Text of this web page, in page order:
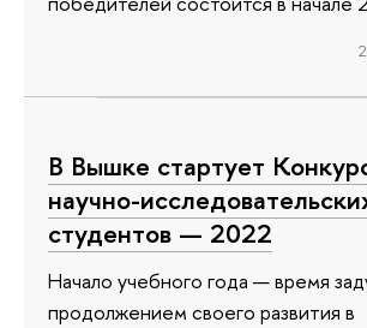
В Вышке стартует
научно-
студентов — 2022
Начало учебного года — время
продолжением своего развития в